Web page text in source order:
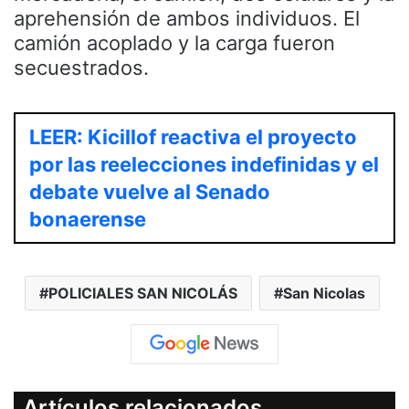
aprehensión de ambos individuos. El
camión acoplado y la carga fueron
secuestrados.
LEER: Kicillof reactiva el proyecto
por las reelecciones indefinidas y el
debate vuelve al Senado
bonaerense
POLICIALES SAN NICOLÁS San Nicolas